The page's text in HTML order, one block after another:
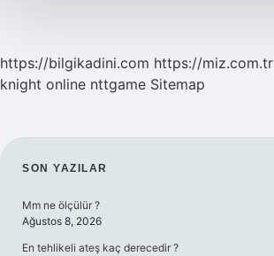
https://bilgikadini.com https://miz.com.tr
knight online nttgame Sitemap
SIDEBAR
SON YAZILAR
Mm ne ölçülür ?
Ağustos 8, 2026
En tehlikeli ateş kaç derecedir ?